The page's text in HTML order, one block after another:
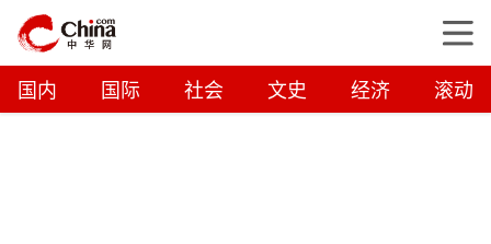
国内 国际 社会 文史 经济 滚动